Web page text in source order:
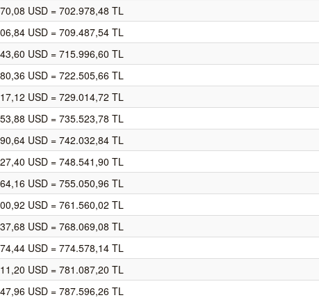
USD = 702.978,48 TL
USD = 709.487,54 TL
USD = 715.996,60 TL
USD = 722.505,66 TL
USD = 729.014,72 TL
USD = 735.523,78 TL
USD = 742.032,84 TL
USD = 748.541,90 TL
USD = 755.050,96 TL
USD = 761.560,02 TL
USD = 768.069,08 TL
USD = 774.578,14 TL
USD = 781.087,20 TL
USD = 787.596,26 TL